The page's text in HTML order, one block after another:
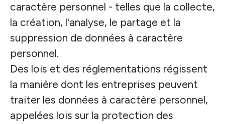
caractère personnel - telles que la collecte,
la création, l'analyse, le partage et la
suppression de données à caractère
personnel.
Des lois et des réglementations régissent
la manière dont les entreprises peuvent
traiter les données à caractère personnel,
appelées lois sur la protection des